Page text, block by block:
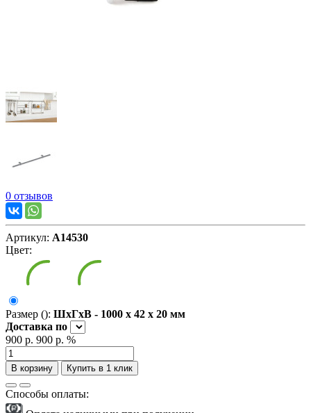
0 отзывов
Артикул: А14530
Цвет:
Размер (): ШxГxВ - 1000 x 42 x 20 мм
Доставка по
900 р. 900 р. %
В корзину Купить в 1 клик
Способы оплаты: